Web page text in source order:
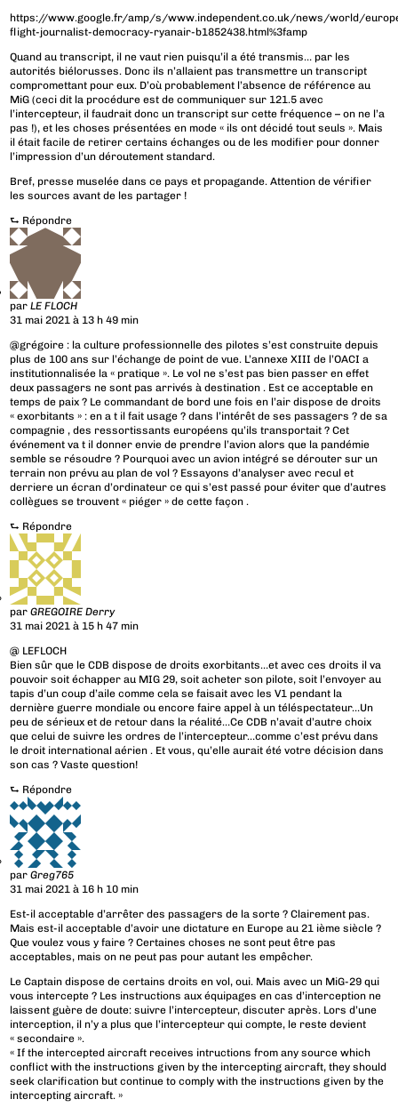
https://www.google.fr/amp/s/www.independent.co.uk/news/world/
flight-journalist-democracy-ryanair-b1852438.html%3famp
Quand au transcript, il ne vaut rien puisqu’il a été transmis… par les
autorités biélorusses. Donc ils n’allaient pas transmettre un transcript
compromettant pour eux. D’où probablement l’absence de référence au
MiG (ceci dit la procédure est de communiquer sur 121.5 avec
l’intercepteur, il faudrait donc un transcript sur cette fréquence – on ne l’a
pas !), et les choses présentées en mode « ils ont décidé tout seuls ». Mais
il était facile de retirer certains échanges ou de les modifier pour donner
l’impression d’un déroutement standard.
Bref, presse muselée dans ce pays et propagande. Attention de vérifier
les sources avant de les partager !
⮑ Répondre
parLE FLOCH
31 mai 2021 à 13 h 49 min
@grégoire : la culture professionnelle des pilotes s’est construite depuis
plus de 100 ans sur l’échange de point de vue. L’annexe XIII de l’OACI a
institutionnalisée la « pratique ». Le vol ne s’est pas bien passer en effet
deux passagers ne sont pas arrivés à destination . Est ce acceptable en
temps de paix ? Le commandant de bord une fois en l’air dispose de droits
« exorbitants » : en a t il fait usage ? dans l’intérêt de ses passagers ? de sa
compagnie , des ressortissants européens qu’ils transportait ? Cet
événement va t il donner envie de prendre l’avion alors que la pandémie
semble se résoudre ? Pourquoi avec un avion intégré se dérouter sur un
terrain non prévu au plan de vol ? Essayons d’analyser avec recul et
derriere un écran d’ordinateur ce qui s’est passé pour éviter que d’autres
collègues se trouvent « piéger » de cette façon .
⮑ Répondre
parGREGOIRE Derry
31 mai 2021 à 15 h 47 min
@ LEFLOCH
Bien sûr que le CDB dispose de droits exorbitants…et avec ces droits il va
pouvoir soit échapper au MIG 29, soit acheter son pilote, soit l’envoyer au
tapis d’un coup d’aile comme cela se faisait avec les V1 pendant la
dernière guerre mondiale ou encore faire appel à un téléspectateur…Un
peu de sérieux et de retour dans la réalité…Ce CDB n’avait d’autre choix
que celui de suivre les ordres de l’intercepteur…comme c’est prévu dans
le droit international aérien . Et vous, qu’elle aurait été votre décision dans
son cas ? Vaste question!
⮑ Répondre
parGreg765
31 mai 2021 à 16 h 10 min
Est-il acceptable d’arrêter des passagers de la sorte ? Clairement pas.
Mais est-il acceptable d’avoir une dictature en Europe au 21 ième siècle ?
Que voulez vous y faire ? Certaines choses ne sont peut être pas
acceptables, mais on ne peut pas pour autant les empêcher.
Le Captain dispose de certains droits en vol, oui. Mais avec un MiG-29 qui
vous intercepte ? Les instructions aux équipages en cas d’interception ne
laissent guère de doute: suivre l’intercepteur, discuter après. Lors d’une
interception, il n’y a plus que l’intercepteur qui compte, le reste devient
« secondaire ».
« If the intercepted aircraft receives intructions from any source which
conflict with the instructions given by the intercepting aircraft, they should
seek clarification but continue to comply with the instructions given by the
intercepting aircraft. »